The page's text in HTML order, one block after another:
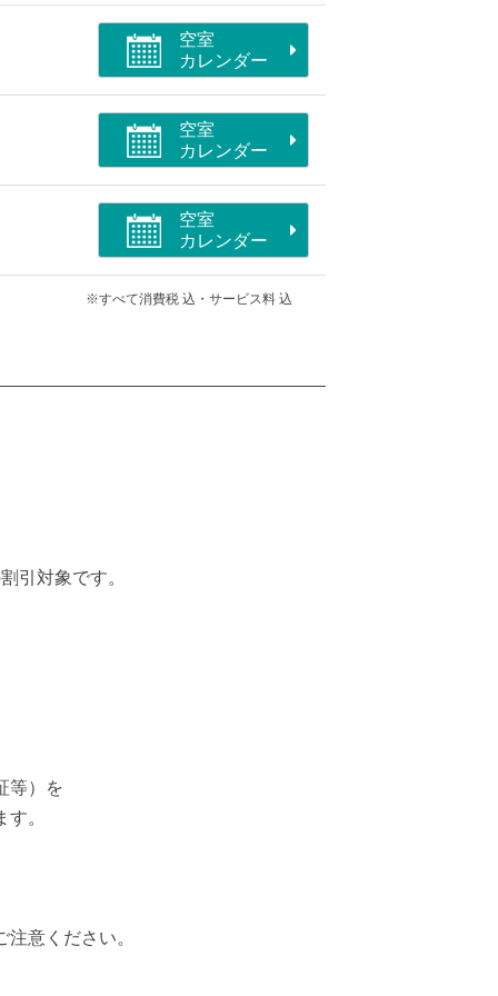
空室
カレンダー
空室
カレンダー
空室
カレンダー
※すべて消費税 込・サービス料 込
引対象です。
等）を
。
意ください。